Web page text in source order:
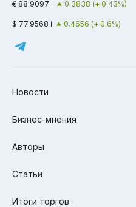
€ 88.9097 0.3838 (+ 0.43%)
$ 77.9568 0.4656 (+ 0.6%)
Новости
Бизнес-мнения
Авторы
Статьи
Итоги торгов